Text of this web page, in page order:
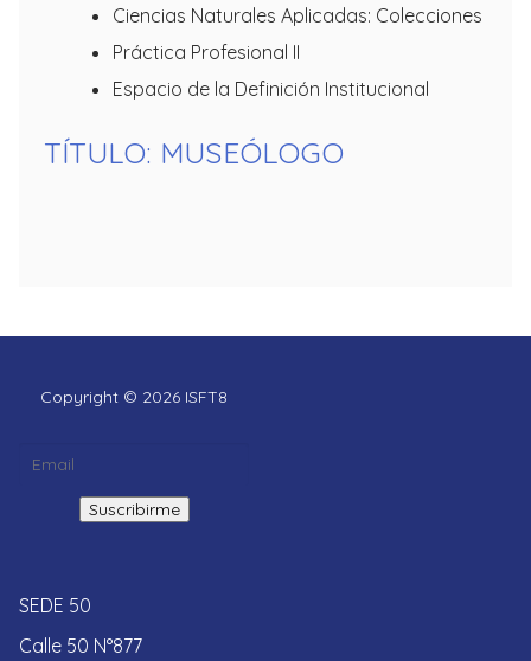
Ciencias Naturales Aplicadas: Colecciones
Práctica Profesional II
Espacio de la Definición Institucional
TÍTULO: MUSEÓLOGO
Copyright © 2026 ISFT8
SEDE 50
Calle 50 N°877